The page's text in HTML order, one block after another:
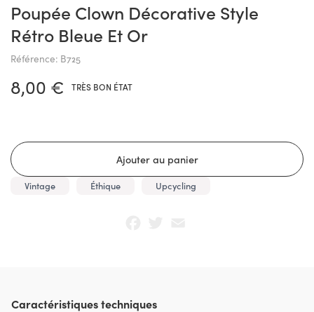
Poupée Clown Décorative Style
Rétro Bleue Et Or
Référence: B725
8,00 € TRÈS BON ÉTAT
Vintage Éthique Upcycling
Caractéristiques techniques